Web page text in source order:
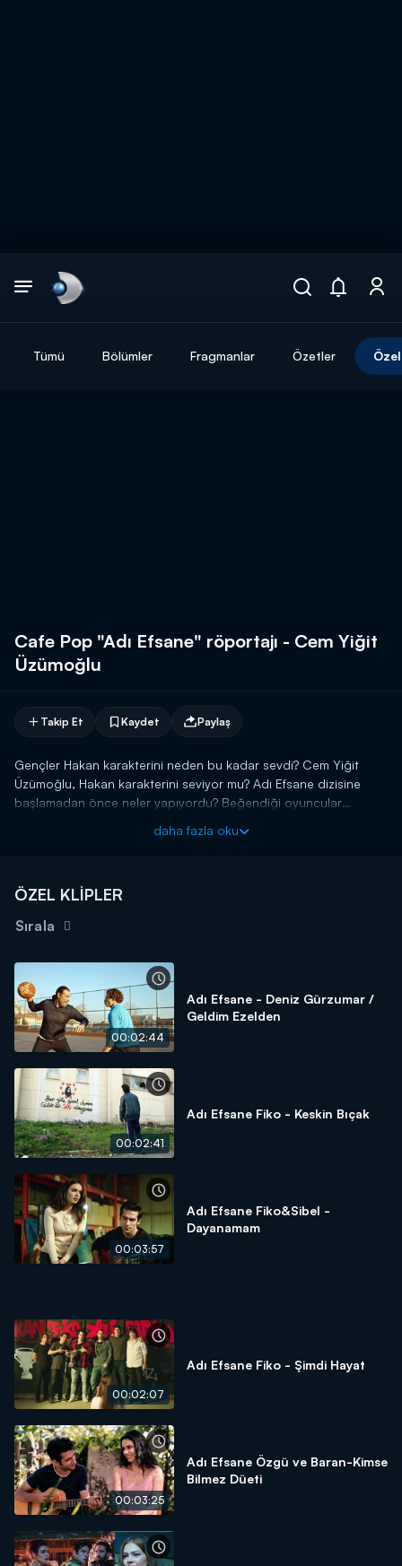
Tümü Bölümler Fragmanlar Özetler
Cafe Pop "Adı Efsane" röportajı - Cem Yiğit
Üzümoğlu
Takip Et Kaydet Paylaş
Gençler Hakan karakterini neden bu kadar sevdi? Cem Yiğit
Üzümoğlu, Hakan karakterini seviyor mu? Adı Efsane dizisine
başlamadan önce neler yapıyordu? Beğendiği oyuncular
daha fazla oku
ÖZEL KLİPLER
Sırala
00:02:44
Adı Efsane - Deniz Gürzumar /
Geldim Ezelden
00:02:41
Adı Efsane Fiko - Keskin Bıçak
00:03:57
Adı Efsane Fiko&Sibel -
Dayanamam
00:02:07
Adı Efsane Fiko - Şimdi Hayat
00:03:25
Adı Efsane Özgü ve Baran-Kimse
Bilmez Düeti